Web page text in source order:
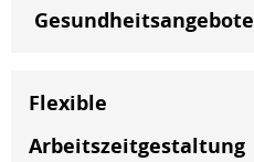
Gesundheitsangebote
Flexible
Arbeitszeitgestaltung